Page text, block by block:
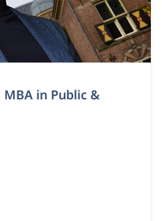
in Public &